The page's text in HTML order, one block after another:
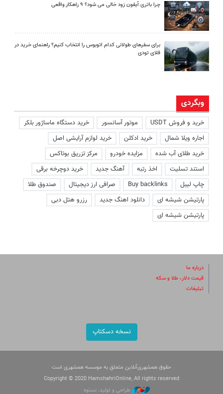
چرا باتری آیفون زود خالی می شود؟ ۹ راهکار واقعی
برای سفرهای طولانی کدام اتوبوس را انتخاب کنیم؟ راهنمای خرید در
فلای تودی
وبگردی
خرید و فروش USDT موتور آسانسور
خرید دستگاه ماساژور بلکر
اجاره ویلا شمال
خرید ادکلن
خرید لوازم آرایشی اصل
خرید طلای آب شده
مزایده خودرو
مرکز تزریق بوتاکس
استند تسلیت
اخذ رتبه آهنگ جدید
خرید دوچرخه برقی
چاپ لیبل
Buy backlinks صرافی ارز دیجیتال
صندوق طلا
پارتیشن شیشه ای
دانلود اهنگ جدید
رزرو هتل دبی
پارتیشن شیشه ای
درباره ما
قیمت دلار، طلا و سکه
تبلیغات
نسخه دسکتاپ
حقوق همشهری‌آنلاین متعلق به موسسه همشهری است
Copyright © 2020 HamshahriOnline, All rights reserved
طراحی و تولید: نستوه